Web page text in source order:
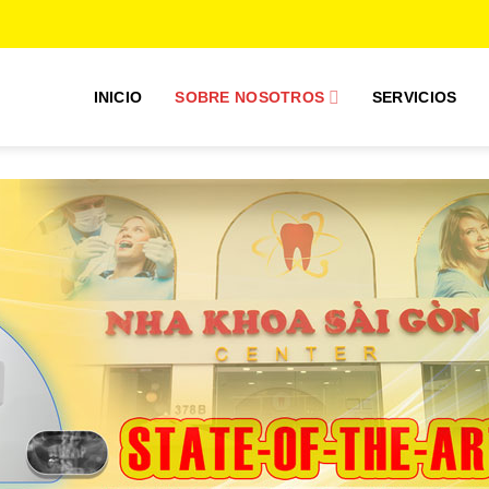
INICIO SOBRE NOSOTROS SERVICIOS